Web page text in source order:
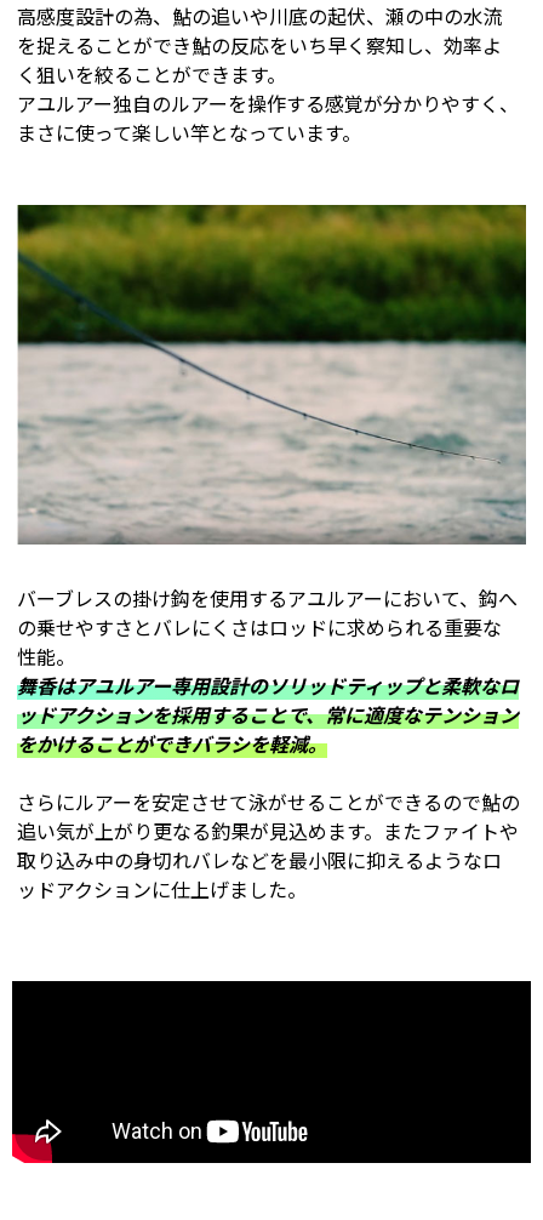
高感度設計の為、鮎の追いや川底の起伏、瀬の中の水流
を捉えることができ鮎の反応をいち早く察知し、効率よ
く狙いを絞ることができます。
アユルアー独自のルアーを操作する感覚が分かりやすく、
まさに使って楽しい竿となっています。
バーブレスの掛け鈎を使用するアユルアーにおいて、鈎へ
の乗せやすさとバレにくさはロッドに求められる重要な
性能。
舞香はアユルアー専用設計のソリッドティップと柔軟なロ
ッドアクションを採用することで、常に適度なテンション
をかけることができバラシを軽減。
さらにルアーを安定させて泳がせることができるので鮎の
追い気が上がり更なる釣果が見込めます。またファイトや
取り込み中の身切れバレなどを最小限に抑えるようなロ
ッドアクションに仕上げました。